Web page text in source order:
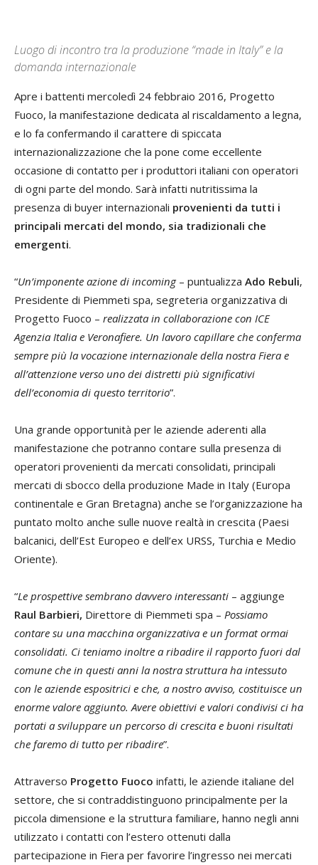
Luogo di incontro tra la produzione “made in Italy” e la
domanda internazionale
Apre i battenti mercoledì 24 febbraio 2016, Progetto
Fuoco, la manifestazione dedicata al riscaldamento a legna,
e lo fa confermando il carattere di spiccata
internazionalizzazione che la pone come eccellente
occasione di contatto per i produttori italiani con operatori
di ogni parte del mondo. Sarà infatti nutritissima la
presenza di buyer internazionali provenienti da tutti i
principali mercati del mondo, sia tradizionali che
emergenti.
“Un’imponente azione di incoming– puntualizza Ado Rebuli,
Presidente di Piemmeti spa, segreteria organizzativa di
Progetto Fuoco – realizzata in collaborazione con ICE
Agenzia Italia e Veronafiere. Un lavoro capillare che conferma
sempre più la vocazione internazionale della nostra Fiera e
all’attenzione verso uno dei distretti più significativi
dell’economia di questo territorio”.
Una grande opportunità per le aziende aderenti alla
manifestazione che potranno contare sulla presenza di
operatori provenienti da mercati consolidati, principali
mercati di sbocco della produzione Made in Italy (Europa
continentale e Gran Bretagna) anche se l’organizzazione ha
puntato molto anche sulle nuove realtà in crescita (Paesi
balcanici, dell’Est Europeo e dell’ex URSS, Turchia e Medio
Oriente).
“Le prospettive sembrano davvero interessanti – aggiunge
Raul Barbieri, Direttore di Piemmeti spa – Possiamo
contare su una macchina organizzativa e un format ormai
consolidati. Ci teniamo inoltre a ribadire il rapporto fuori dal
comune che in questi anni la nostra struttura ha intessuto
con le aziende espositrici e che, a nostro avviso, costituisce un
enorme valore aggiunto. Avere obiettivi e valori condivisi ci ha
portati a sviluppare un percorso di crescita e buoni risultati
che faremo di tutto per ribadire”.
Attraverso Progetto Fuoco infatti, le aziende italiane del
settore, che si contraddistinguono principalmente per la
piccola dimensione e la struttura familiare, hanno negli anni
utilizzato i contatti con l’estero ottenuti dalla
partecipazione in Fiera per favorire l’ingresso nei mercati